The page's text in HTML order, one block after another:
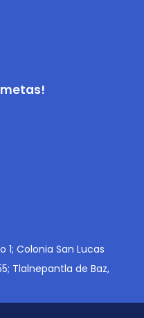
1; Colonia San Lucas
Tlalnepantla de Baz,